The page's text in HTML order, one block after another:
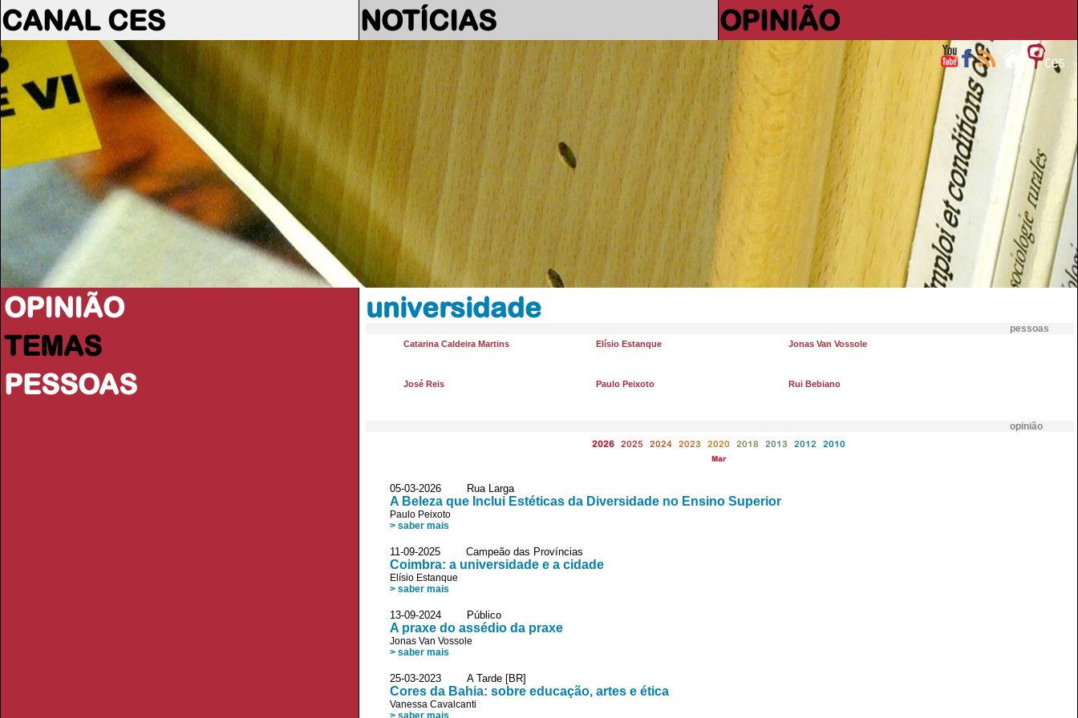
CANAL CES NOTÍCIAS OPINIÃO
OPINIÃO
TEMAS
PESSOAS
universidade
pessoas
Catarina Caldeira Martins Elísio Estanque Jonas Van Vossole
José Reis Paulo Peixoto Rui Bebiano
opinião
2026 2025 2024 2023 2020 2018 2013 2012 2010
Mar
05-03-2026 Rua Larga
A Beleza que Inclui Estéticas da Diversidade no Ensino Superior
Paulo Peixoto
> saber mais
11-09-2025 Campeão das Províncias
Coimbra: a universidade e a cidade
Elísio Estanque
> saber mais
13-09-2024 Público
A praxe do assédio da praxe
Jonas Van Vossole
> saber mais
25-03-2023 A Tarde [BR]
Cores da Bahia: sobre educação, artes e ética
Vanessa Cavalcanti
> saber mais